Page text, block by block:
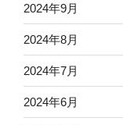
2024年9月
2024年8月
2024年7月
2024年6月